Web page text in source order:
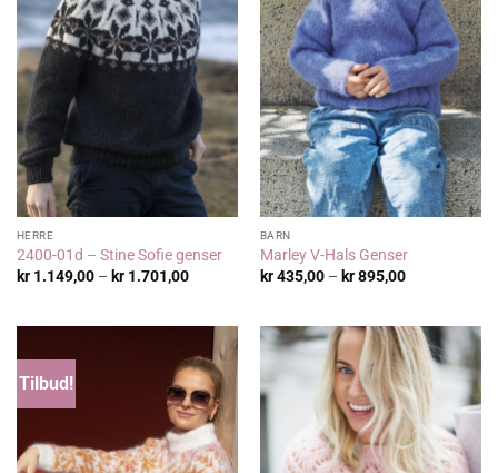
HERRE
2400-01d – Stine Sofie genser
kr1.149,00 – kr1.701,00Prisområde:
BARN
Marley V-Hals Genser
kr435,00 – kr895,00Prisområde:
Tilbud!